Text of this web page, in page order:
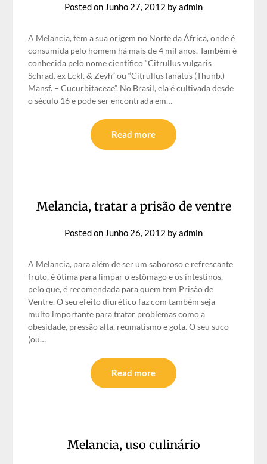
Posted on Junho 27, 2012 byadmin
A Melancia, tem a sua origem no Norte da África, onde é
consumida pelo homem há mais de 4 mil anos. Também é
conhecida pelo nome científico “Citrullus vulgaris
Schrad. ex Eckl. & Zeyh” ou “Citrullus lanatus (Thunb.)
Mansf. – Cucurbitaceae”. No Brasil, ela é cultivada desde
o século 16 e pode ser encontrada em…
Read more
Melancia, tratar a prisão de ventre
Posted on Junho 26, 2012 byadmin
A Melancia, para além de ser um saboroso e refrescante
fruto, é ótima para limpar o estômago e os intestinos,
pelo que, é recomendada para quem tem Prisão de
Ventre. O seu efeito diurético faz com também seja
muito importante para tratar problemas como a
obesidade, pressão alta, reumatismo e gota. O seu suco
(ou…
Read more
Melancia, uso culinário